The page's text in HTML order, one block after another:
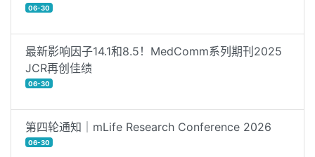
06-30
最新影响因子14.1和8.5！MedComm系列期刊2025
JCR再创佳绩
06-30
第四轮通知｜mLife Research Conference 2026
06-30